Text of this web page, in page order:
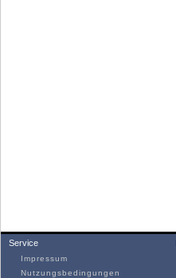
Service
Impressum
Nutzungsbedingungen